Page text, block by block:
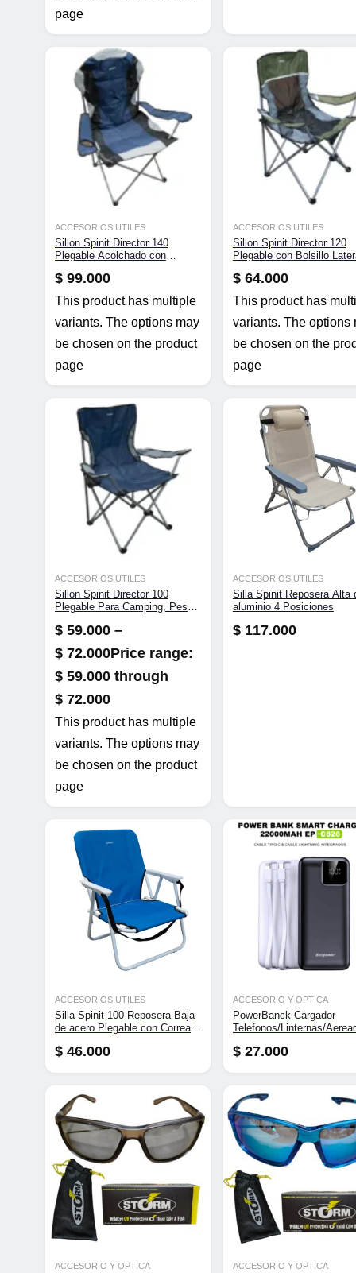
page
ACCESORIOS UTILES
Sillon Spinit Director 140
Plegable Acolchado con
$99.000
This product has multiple
variants. The options may
be chosen on the product
page
ACCESORIOS UTILES
Sillon Spinit Director 120
Plegable con Bolsillo
$64.000
This product has
variants. The options
be chosen on the
page
ACCESORIOS UTILES
Sillon Spinit Director 100
Plegable Para Camping, Pesca
$59.000 –
$72.000Price range:
$ 59.000 through
$ 72.000
This product has multiple
variants. The options may
be chosen on the product
page
ACCESORIOS UTILES
Silla Spinit Reposera Alta
aluminio 4 Posiciones
$117.000
ACCESORIOS UTILES
Silla Spinit 100 Reposera Baja
de acero Plegable con Correa
$46.000
ACCESORIO Y OPTICA
PowerBanck Cargador
Telefonos/Linternas/
$27.000
ACCESORIO Y OPTICA ACCESORIO Y OPTICA